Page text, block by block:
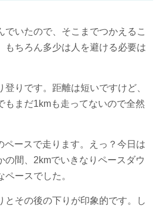
でいたので、そこまでつかえるこ
もちろん多少は人を避ける必要は
登りです。距離は短いですけど、
もまだ1kmも走ってないので全然
ペースで走ります。えっ？今日は
の間、2kmでいきなりペースダウ
ースでした。
とその後の下りが印象的です。し